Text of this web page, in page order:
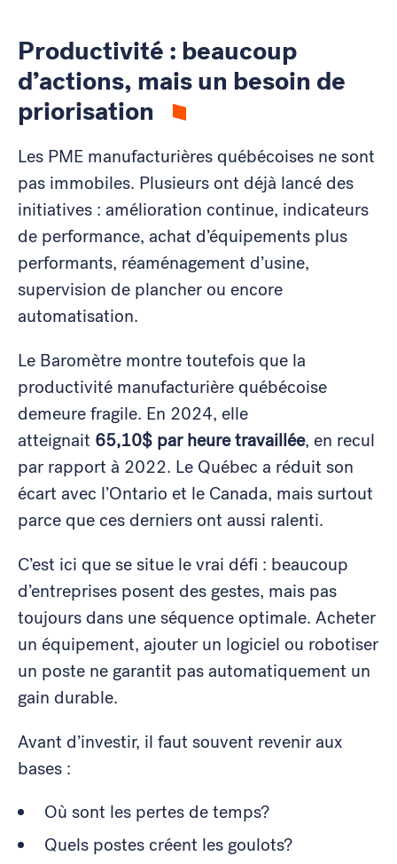
Productivité : beaucoup
d’actions, mais un besoin de
priorisation
Les PME manufacturières québécoises ne sont
pas immobiles. Plusieurs ont déjà lancé des
initiatives : amélioration continue, indicateurs
de performance, achat d’équipements plus
performants, réaménagement d’usine,
supervision de plancher ou encore
automatisation.
Le Baromètre montre toutefois que la
productivité manufacturière québécoise
demeure fragile. En 2024, elle
atteignait 65,10$ par heure travaillée, en recul
par rapport à 2022. Le Québec a réduit son
écart avec l’Ontario et le Canada, mais surtout
parce que ces derniers ont aussi ralenti.
C’est ici que se situe le vrai défi : beaucoup
d’entreprises posent des gestes, mais pas
toujours dans une séquence optimale. Acheter
un équipement, ajouter un logiciel ou robotiser
un poste ne garantit pas automatiquement un
gain durable.
Avant d’investir, il faut souvent revenir aux
bases :
Où sont les pertes de temps?
Quels postes créent les goulots?